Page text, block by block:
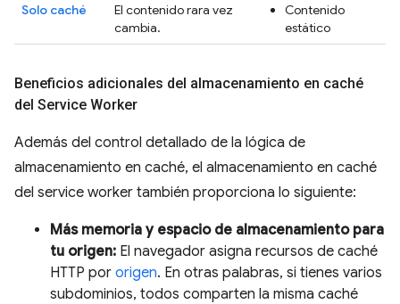
Solo caché
El contenido rara vez
cambia.
Contenido
estático
Beneficios adicionales del almacenamiento en caché
del Service Worker
Además del control detallado de la lógica de
almacenamiento en caché, el almacenamiento en caché
del service worker también proporciona lo siguiente:
Más memoria y espacio de almacenamiento para
tu origen: El navegador asigna recursos de caché
HTTP por origen. En otras palabras, si tienes varios
subdominios, todos comparten la misma caché